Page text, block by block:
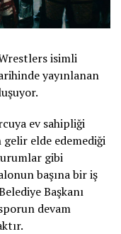
isimli
yayınlanan
ev sahipliği
elde edemediği
gibi
başına bir iş
Başkanı
devam